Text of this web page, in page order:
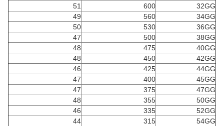
32GG
600
51
34GG
560
49
36GG
530
50
38GG
500
47
40GG
475
48
42GG
450
48
44GG
425
46
45GG
400
47
47GG
375
47
50GG
355
48
52GG
335
46
54GG
315
44